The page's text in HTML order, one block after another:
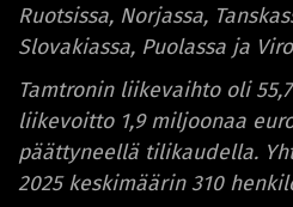
Ruotsissa, Norjassa,
Slovakiassa, Puolassa ja
Tamtronin liikevaihto oli
liikevoitto 1,9 miljoonaa
päättyneellä tilikaudella.
2025 keskimäärin 310